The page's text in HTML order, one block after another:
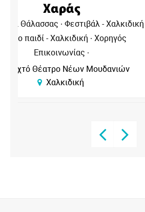
Φεστιβάλ Θάλασσας
Φεστιβάλ - Χαλκιδική
Επικοινωνίας
Ανοιχτό Θέατρο Νέων
Χαλκιδική